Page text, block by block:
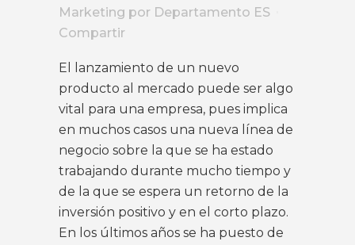
Marketing por Departamento ES
Compartir
El lanzamiento de un nuevo
producto al mercado puede ser algo
vital para una empresa, pues implica
en muchos casos una nueva línea de
negocio sobre la que se ha estado
trabajando durante mucho tiempo y
de la que se espera un retorno de la
inversión positivo y en el corto plazo.
En los últimos años se ha puesto de